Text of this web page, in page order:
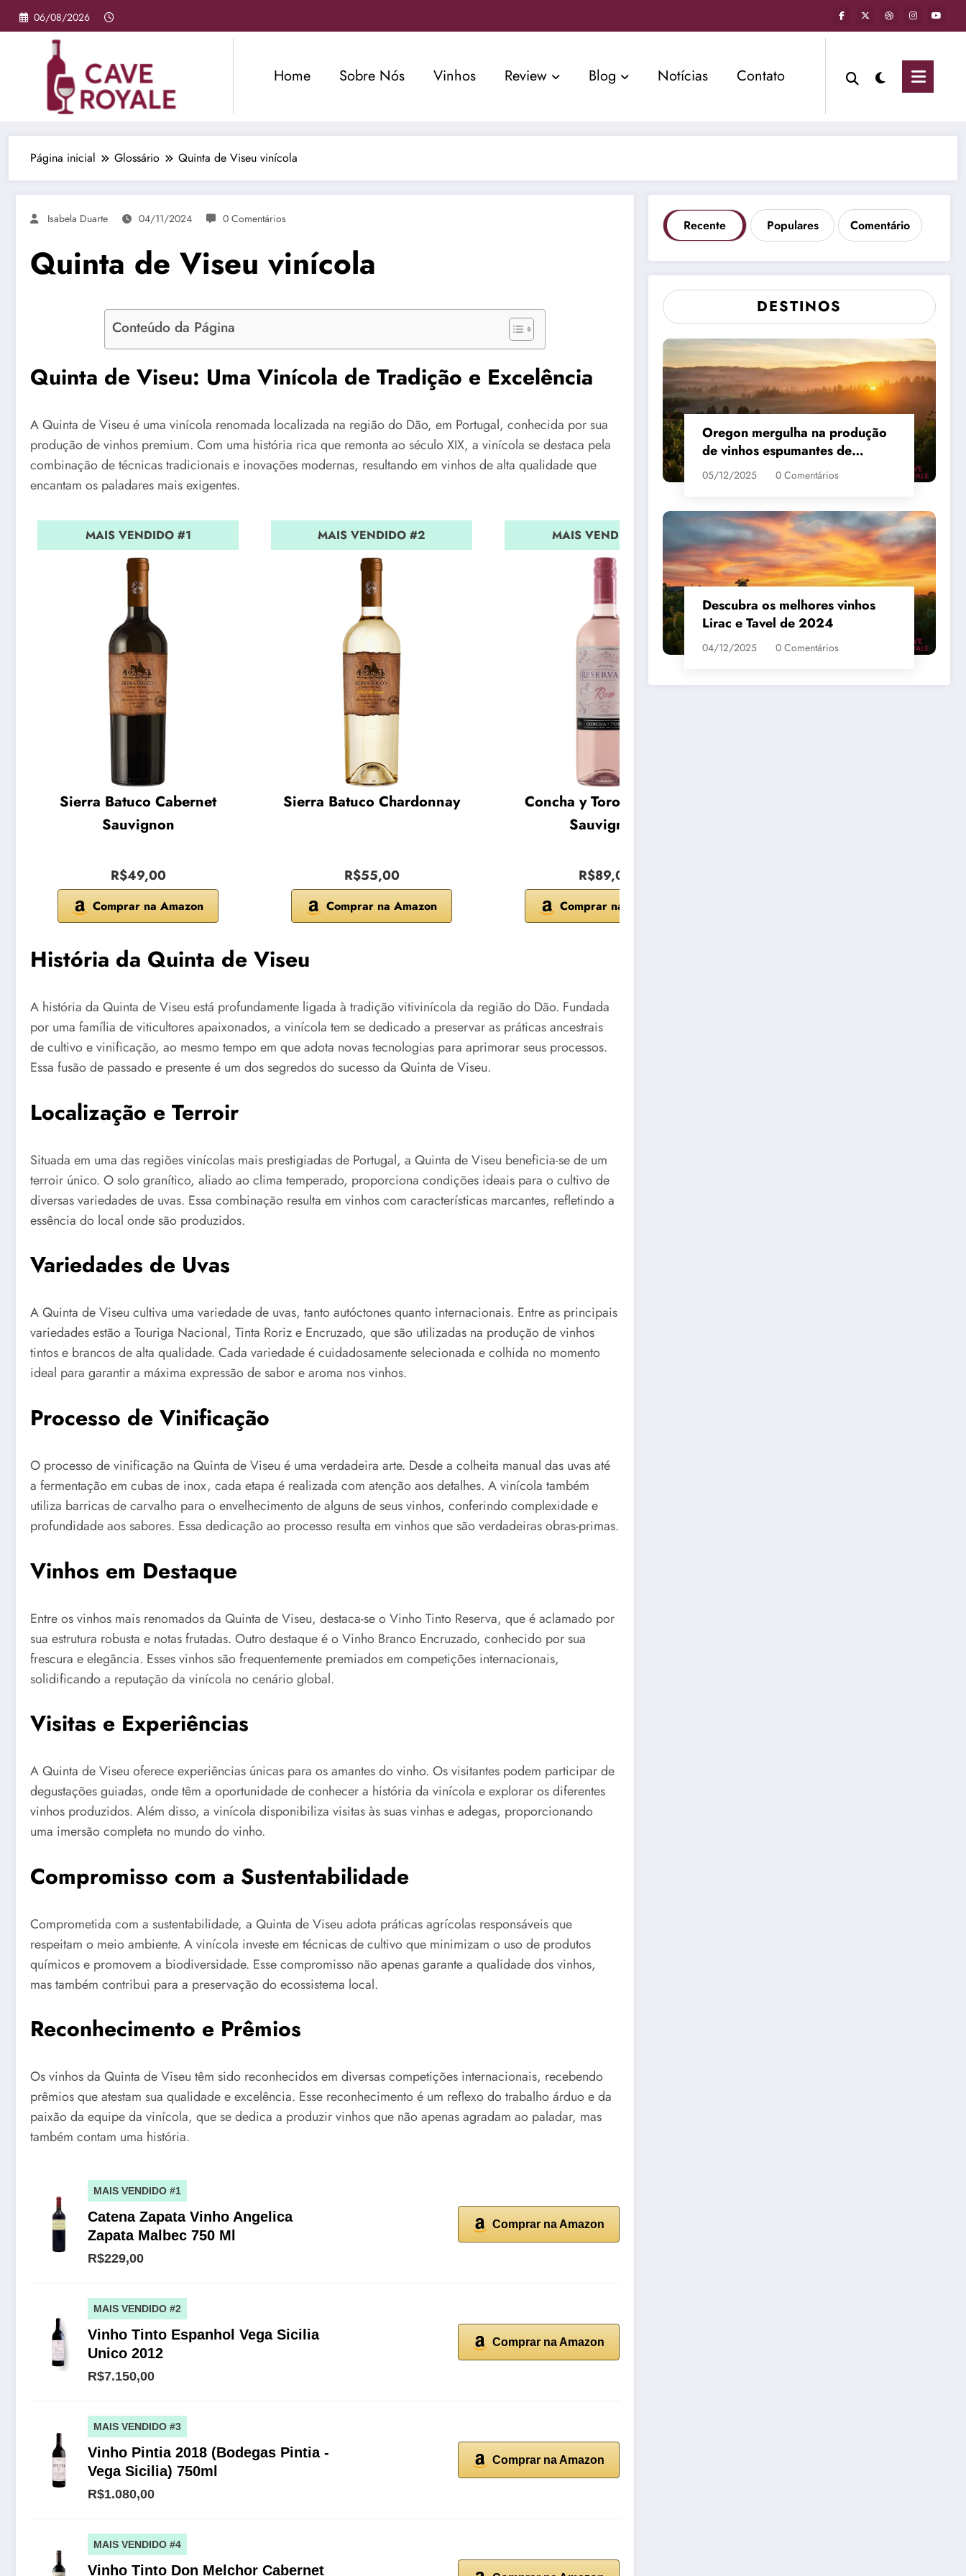
Pular
para
06/08/2026
Home Sobre Nós Vinhos Review Blog Notícias Contato
Página inicial Glossário Quinta de Viseu vinícola
Isabela Duarte 04/11/2024 0 Comentários
Quinta de Viseu vinícola
Conteúdo da Página
Quinta de Viseu: Uma Vinícola de Tradição e Excelência
A Quinta de Viseu é uma vinícola renomada localizada na região do Dão, em Portugal, conhecida por sua
produção de vinhos premium. Com uma história rica que remonta ao século XIX, a vinícola se destaca pela
combinação de técnicas tradicionais e inovações modernas, resultando em vinhos de alta qualidade que
encantam os paladares mais exigentes.
MAIS VENDIDO #1
Sierra Batuco Cabernet
Sauvignon
R$49,00
Comprar na Amazon
MAIS VENDIDO #2
Sierra Batuco Chardonnay
R$55,00
Comprar na Amazon
MAIS VENDIDO #3
Concha y Toro Cabernet
Sauvignon
R$89,00
Comprar na Amazon
MAIS VENDIDO #4
História da Quinta de Viseu
A história da Quinta de Viseu está profundamente ligada à tradição vitivinícola da região do Dão. Fundada
por uma família de viticultores apaixonados, a vinícola tem se dedicado a preservar as práticas ancestrais
de cultivo e vinificação, ao mesmo tempo em que adota novas tecnologias para aprimorar seus processos.
Essa fusão de passado e presente é um dos segredos do sucesso da Quinta de Viseu.
Localização e Terroir
Situada em uma das regiões vinícolas mais prestigiadas de Portugal, a Quinta de Viseu beneficia-se de um
terroir único. O solo granítico, aliado ao clima temperado, proporciona condições ideais para o cultivo de
diversas variedades de uvas. Essa combinação resulta em vinhos com características marcantes, refletindo a
essência do local onde são produzidos.
Variedades de Uvas
A Quinta de Viseu cultiva uma variedade de uvas, tanto autóctones quanto internacionais. Entre as principais
variedades estão a Touriga Nacional, Tinta Roriz e Encruzado, que são utilizadas na produção de vinhos
tintos e brancos de alta qualidade. Cada variedade é cuidadosamente selecionada e colhida no momento
ideal para garantir a máxima expressão de sabor e aroma nos vinhos.
Processo de Vinificação
O processo de vinificação na Quinta de Viseu é uma verdadeira arte. Desde a colheita manual das uvas até
a fermentação em cubas de inox, cada etapa é realizada com atenção aos detalhes. A vinícola também
utiliza barricas de carvalho para o envelhecimento de alguns de seus vinhos, conferindo complexidade e
profundidade aos sabores. Essa dedicação ao processo resulta em vinhos que são verdadeiras obras-primas.
Vinhos em Destaque
Entre os vinhos mais renomados da Quinta de Viseu, destaca-se o Vinho Tinto Reserva, que é aclamado por
sua estrutura robusta e notas frutadas. Outro destaque é o Vinho Branco Encruzado, conhecido por sua
frescura e elegância. Esses vinhos são frequentemente premiados em competições internacionais,
solidificando a reputação da vinícola no cenário global.
Visitas e Experiências
A Quinta de Viseu oferece experiências únicas para os amantes do vinho. Os visitantes podem participar de
degustações guiadas, onde têm a oportunidade de conhecer a história da vinícola e explorar os diferentes
vinhos produzidos. Além disso, a vinícola disponibiliza visitas às suas vinhas e adegas, proporcionando
uma imersão completa no mundo do vinho.
Compromisso com a Sustentabilidade
Comprometida com a sustentabilidade, a Quinta de Viseu adota práticas agrícolas responsáveis que
respeitam o meio ambiente. A vinícola investe em técnicas de cultivo que minimizam o uso de produtos
químicos e promovem a biodiversidade. Esse compromisso não apenas garante a qualidade dos vinhos,
mas também contribui para a preservação do ecossistema local.
Reconhecimento e Prêmios
Os vinhos da Quinta de Viseu têm sido reconhecidos em diversas competições internacionais, recebendo
prêmios que atestam sua qualidade e excelência. Esse reconhecimento é um reflexo do trabalho árduo e da
paixão da equipe da vinícola, que se dedica a produzir vinhos que não apenas agradam ao paladar, mas
também contam uma história.
MAIS VENDIDO #1
Catena Zapata Vinho Angelica
Zapata Malbec 750 Ml
R$229,00
Comprar na Amazon
MAIS VENDIDO #2
Vinho Tinto Espanhol Vega Sicilia
Unico 2012
R$7.150,00
Comprar na Amazon
MAIS VENDIDO #3
Vinho Pintia 2018 (Bodegas Pintia -
Vega Sicilia) 750ml
R$1.080,00
Comprar na Amazon
MAIS VENDIDO #4
Vinho Tinto Don Melchor Cabernet
Recente Populares Comentário
DESTINOS
Oregon mergulha na produção
de vinhos espumantes de
qualidade
05/12/2025 0 Comentários
Descubra os melhores vinhos
Lirac e Tavel de 2024
04/12/2025 0 Comentários